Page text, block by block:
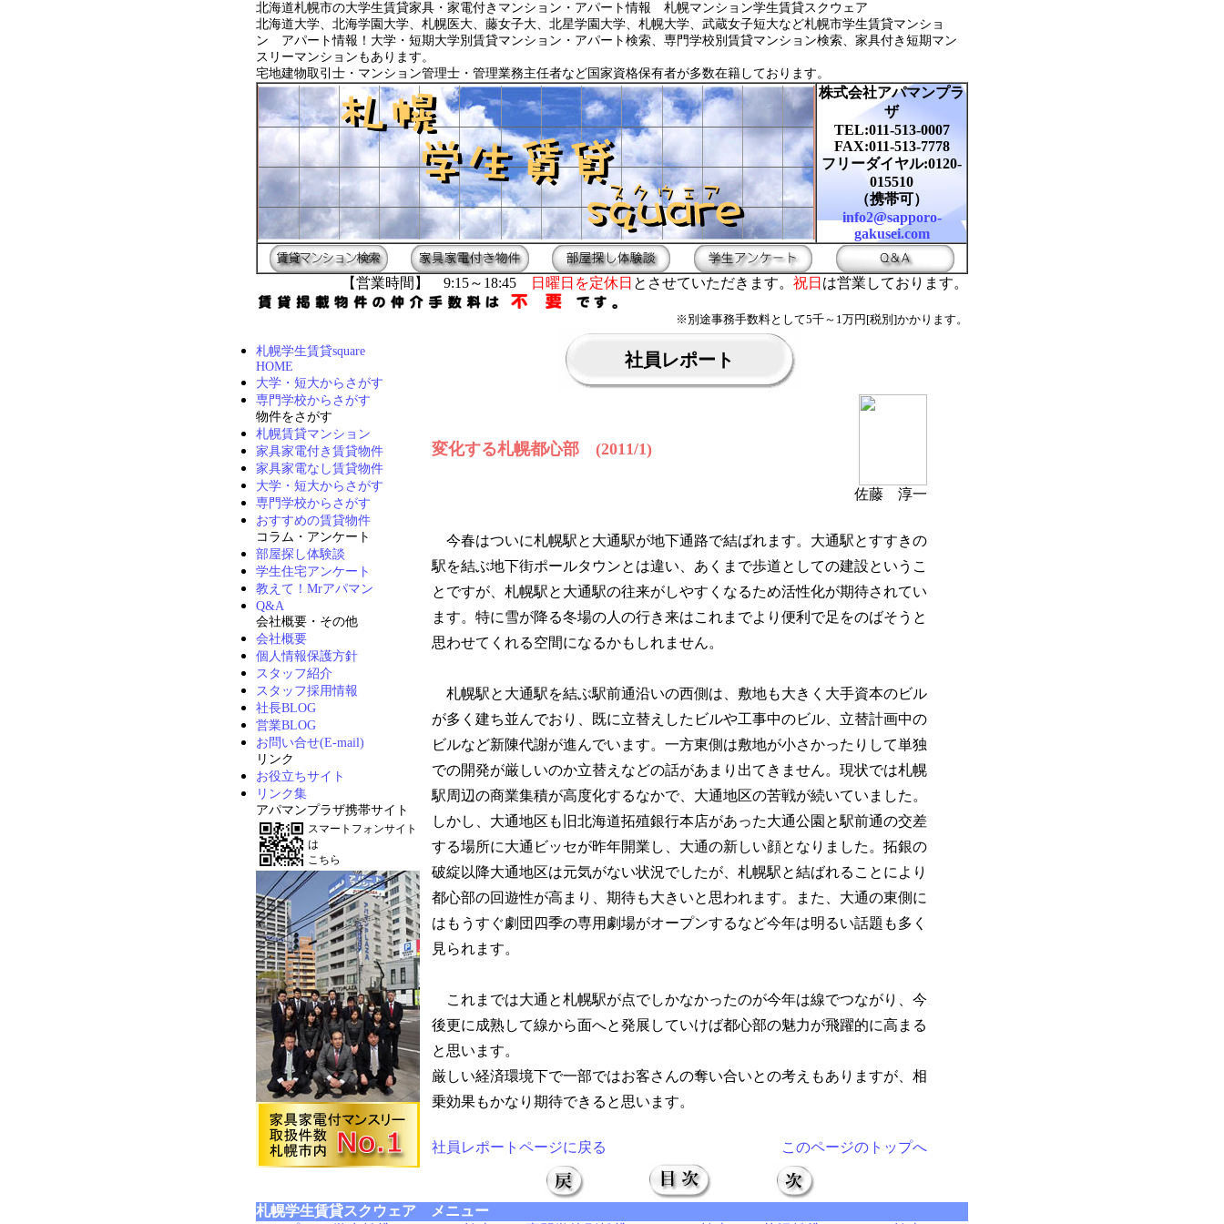
北海道札幌市の大学生賃貸家具・家電付きマンション・アパート情報 札幌マンション学生賃貸スクウェア
北海道大学、北海学園大学、札幌医大、藤女子大、北星学園大学、札幌大学、武蔵女子短大など札幌市学生賃貸マンショ
ン アパート情報！大学・短期大学別賃貸マンション・アパート検索、専門学校別賃貸マンション検索、家具付き短期マン
スリーマンションもあります。
宅地建物取引士・マンション管理士・管理業務主任者など国家資格保有者が多数在籍しております。
株式会社アパマンプラ
ザ
TEL:011-513-0007
FAX:011-513-7778
フリーダイヤル:0120-
015510
（携帯可）
info2@sapporo-
gakusei.com
【営業時間】 9:15～18:45 日曜日を定休日 とさせていただきます。 祝日 は営業しております。
※別途事務手数料として5千～1万円[税別]かかります。
札幌学生賃貸square
HOME
大学・短大からさがす
専門学校からさがす
物件をさがす
札幌賃貸マンション
家具家電付き賃貸物件
家具家電なし賃貸物件
大学・短大からさがす
専門学校からさがす
おすすめの賃貸物件
コラム・アンケート
部屋探し体験談
学生住宅アンケート
教えて！Mrアパマン
Q&A
会社概要・その他
会社概要
個人情報保護方針
スタッフ紹介
スタッフ採用情報
社長BLOG
営業BLOG
お問い合せ(E-mail)
リンク
お役立ちサイト
リンク集
アパマンプラザ携帯サイト
スマートフォンサイト
は
こちら
社員レポート
変化する札幌都心部 (2011/1)
佐藤 淳一
今春はついに札幌駅と大通駅が地下通路で結ばれます。大通駅とすすきの
駅を結ぶ地下街ポールタウンとは違い、あくまで歩道としての建設というこ
とですが、札幌駅と大通駅の往来がしやすくなるため活性化が期待されてい
ます。特に雪が降る冬場の人の行き来はこれまでより便利で足をのばそうと
思わせてくれる空間になるかもしれません。
札幌駅と大通駅を結ぶ駅前通沿いの西側は、敷地も大きく大手資本のビル
が多く建ち並んでおり、既に立替えしたビルや工事中のビル、立替計画中の
ビルなど新陳代謝が進んでいます。一方東側は敷地が小さかったりして単独
での開発が厳しいのか立替えなどの話があまり出てきません。現状では札幌
駅周辺の商業集積が高度化するなかで、大通地区の苦戦が続いていました。
しかし、大通地区も旧北海道拓殖銀行本店があった大通公園と駅前通の交差
する場所に大通ビッセが昨年開業し、大通の新しい顔となりました。拓銀の
破綻以降大通地区は元気がない状況でしたが、札幌駅と結ばれることにより
都心部の回遊性が高まり、期待も大きいと思われます。また、大通の東側に
はもうすぐ劇団四季の専用劇場がオープンするなど今年は明るい話題も多く
見られます。
これまでは大通と札幌駅が点でしかなかったのが今年は線でつながり、今
後更に成熟して線から面へと発展していけば都心部の魅力が飛躍的に高まる
と思います。
厳しい経済環境下で一部ではお客さんの奪い合いとの考えもありますが、相
乗効果もかなり期待できると思います。
社員レポートページに戻る このページのトップへ
札幌学生賃貸スクウェア メニュー